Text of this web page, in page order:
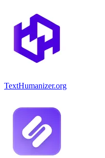
TextHumanizer.org